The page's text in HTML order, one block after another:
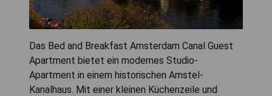
Das Bed and Breakfast Amsterdam Canal Guest
Apartment bietet ein modernes Studio-
Apartment in einem historischen Amstel-
Kanalhaus. Mit einer kleinen Küchenzeile und